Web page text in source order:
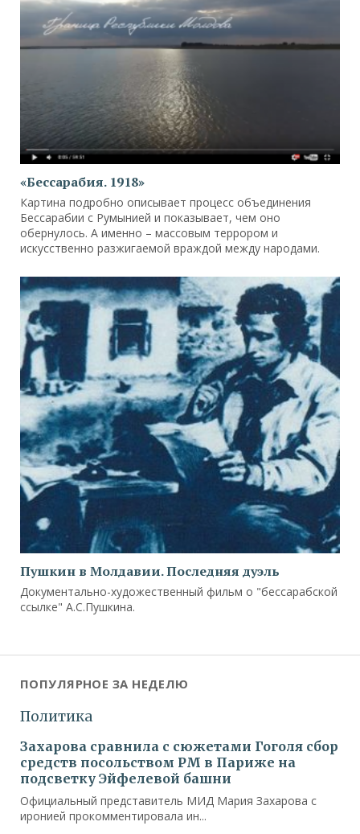
«Бессарабия. 1918»
Картина подробно описывает процесс объединения
Бессарабии с Румынией и показывает, чем оно
обернулось. А именно – массовым террором и
искусственно разжигаемой враждой между народами.
Пушкин в Молдавии. Последняя дуэль
Документально-художественный фильм о "бессарабской
ссылке" А.С.Пушкина.
ПОПУЛЯРНОЕ ЗА НЕДЕЛЮ